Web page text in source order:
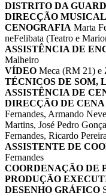
DISTRITO DA
DIRECÇÃO MUSICAL
CENOGRAFIA Marta
neFelibata (Teatro e
ASSISTÊNCIA DE
Malheiro
VÍDEO Meca (RM 21) e
TÉCNICOS DE SOM,
ASSISTÊNCIA DE
DIRECÇÃO DE
Fernandes, Armando
Martins, José Pedro
Fernandes, Ricardo
ASSISTENTE DE
Fernandes
COORDENAÇÃO DE
PRODUÇÃO
DESENHO GRÁFICO